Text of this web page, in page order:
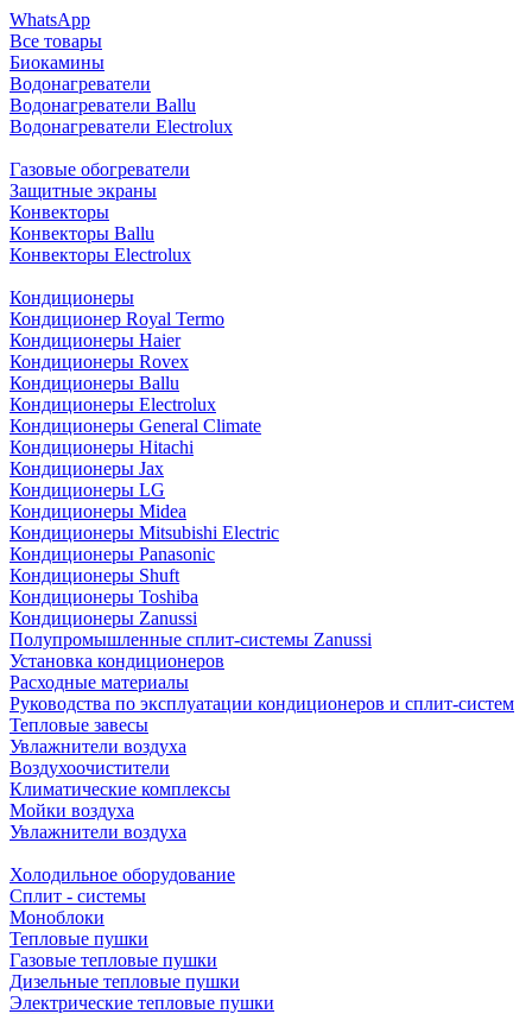
WhatsApp
Все товары
Биокамины
Водонагреватели
Водонагреватели Ballu
Водонагреватели Electrolux
Газовые обогреватели
Защитные экраны
Конвекторы
Конвекторы Ballu
Конвекторы Electrolux
Кондиционеры
Кондиционер Royal Termo
Кондиционеры Haier
Кондиционеры Rovex
Кондиционеры Ballu
Кондиционеры Electrolux
Кондиционеры General Climate
Кондиционеры Hitachi
Кондиционеры Jax
Кондиционеры LG
Кондиционеры Midea
Кондиционеры Mitsubishi Electric
Кондиционеры Panasonic
Кондиционеры Shuft
Кондиционеры Toshiba
Кондиционеры Zanussi
Полупромышленные сплит-системы Zanussi
Установка кондиционеров
Расходные материалы
Руководства по эксплуатации кондиционеров и сплит-систем
Тепловые завесы
Увлажнители воздуха
Воздухоочистители
Климатические комплексы
Мойки воздуха
Увлажнители воздуха
Холодильное оборудование
Сплит - системы
Моноблоки
Тепловые пушки
Газовые тепловые пушки
Дизельные тепловые пушки
Электрические тепловые пушки